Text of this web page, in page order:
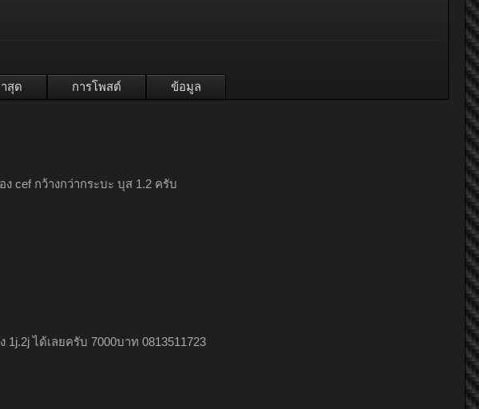
สุด การโพสต์ ข้อมูล
ง cef กว้างกว่ากระบะ บุส 1.2 ครับ
ได้เลยครับ 7000บาท 0813511723